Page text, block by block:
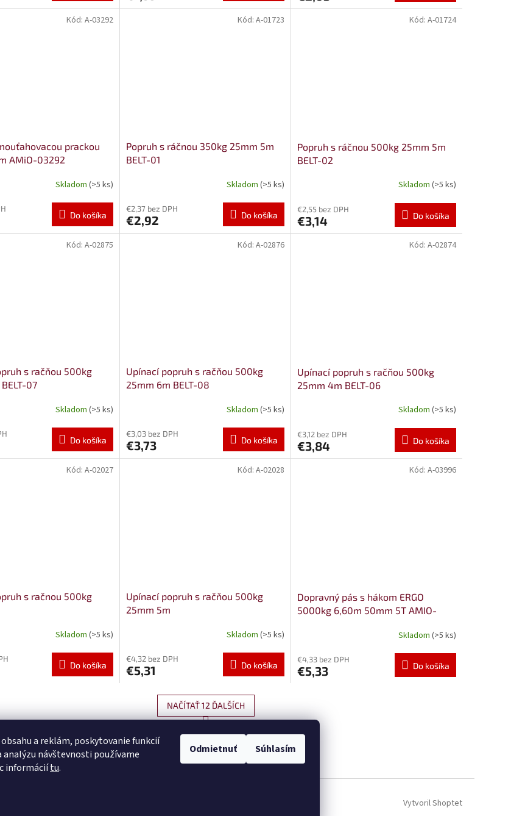
a reklám, poskytovanie funkcií
analýzu návštevnosti používame
informáciítu.
Odmietnuť Súhlasím
prackou
AMiO-03292
Skladom (>5 ks)
Do košíka
Kód: A-03292
Popruh s ráčnou 350kg 25mm 5m
BELT-01
Skladom (>5 ks)
€2,37 bez DPH
€2,92 Do košíka
Kód: A-01723
Popruh s ráčnou 500kg 25mm 5m
BELT-02
Skladom (>5 ks)
€2,55 bez DPH
€3,14 Do košíka
Kód: A-01724
s račňou 500kg
07
Skladom (>5 ks)
Do košíka
Kód: A-02875
Upínací popruh s račňou 500kg
25mm 6m BELT-08
Skladom (>5 ks)
€3,03 bez DPH
€3,73 Do košíka
Kód: A-02876
Upínací popruh s račňou 500kg
25mm 4m BELT-06
Skladom (>5 ks)
€3,12 bez DPH
€3,84 Do košíka
Kód: A-02874
s račnou 500kg
Skladom (>5 ks)
Do košíka
Kód: A-02027
Upínací popruh s račňou 500kg
25mm 5m
Skladom (>5 ks)
€4,32 bez DPH
€5,31 Do košíka
Kód: A-02028
Dopravný pás s hákom ERGO
5000kg 6,60m 50mm 5T AMIO-
Skladom (>5 ks)
€4,33 bez DPH
€5,33 Do košíka
Kód: A-03996
O
v
l
á
NAČÍTAŤ 12 ĎALŠÍCH
S
t
á
n
HORE
Vytvoril Shoptet